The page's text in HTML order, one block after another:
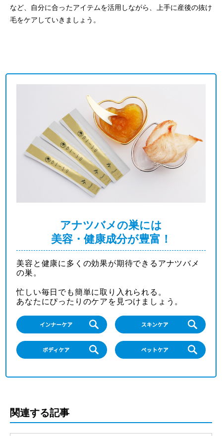
など、自分に合ったアイテムを活用しながら、上手に産後の抜け
毛をケアしていきましょう。
アナツバメの巣には
美容・健康成分が豊富！
美容と健康に多くの効果が期待できるアナツバメ
の巣。
忙しい毎日でも簡単に取り入れられる。
あなたにぴったりのケアを見つけましょう。
関連する記事